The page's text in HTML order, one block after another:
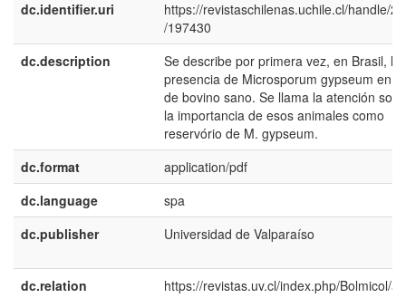
dc.identifier.uri
https://revistaschilenas.uchile.cl/handle/
/197430
dc.description
Se describe por primera vez, en Brasil, la
presencia de Microsporum gypseum en
de bovino sano. Se llama la atención
la importancia de esos animales como
reservório de M. gypseum.
dc.format
application/pdf
dc.language
spa
dc.publisher
Universidad de Valparaíso
dc.relation
https://revistas.uv.cl/index.php/Bolmicol/